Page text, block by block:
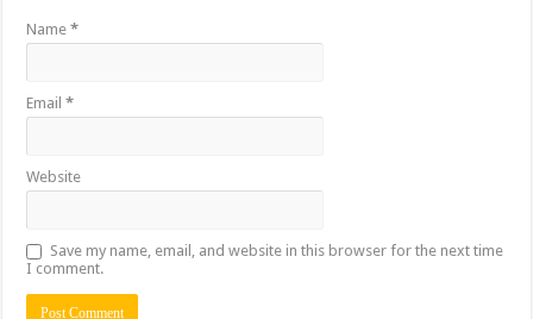
Name*
Email*
Website
Save my name, email, and website in this browser for the next time
I comment.